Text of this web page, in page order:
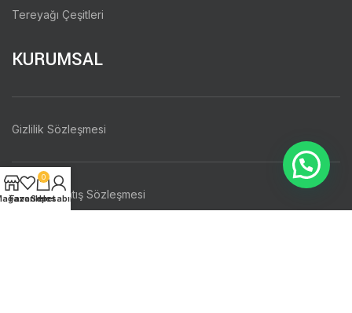
Tereyağı Çeşitleri
KURUMSAL
Gizlilik Sözleşmesi
Mesafeli Satış Sözleşmesi
Favoriler
0
Sepet
Hesabım